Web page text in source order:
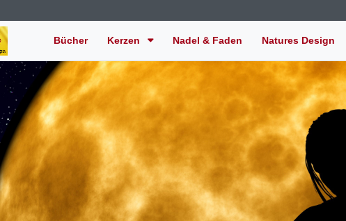
Bücher Kerzen Nadel & Faden Natures Design